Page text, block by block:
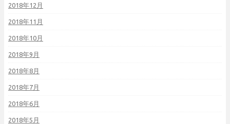
2018年12月
2018年11月
2018年10月
2018年9月
2018年8月
2018年7月
2018年6月
2018年5月